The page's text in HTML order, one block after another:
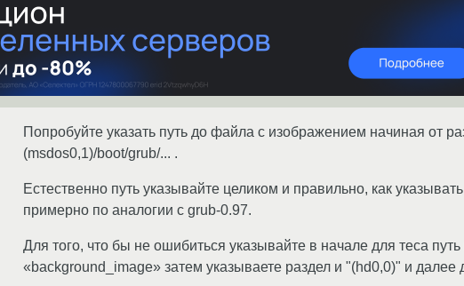
Попробуйте указать путь до файла с изображением начиная от
(msdos0,1)/boot/grub/... .
Естественно путь указывайте целиком и правильно, как
примерно по аналогии с grub-0.97.
Для того, что бы не ошибиться указывайте в начале для теса
«background_image» затем указываете раздел и "(hd0,0)" и далее